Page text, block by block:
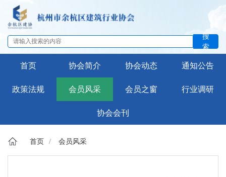
搜
索
首页 协会简介 协会动态 通知公告
政策法规 会员风采 会员之窗 行业调研
协会会刊
首页 会员风采